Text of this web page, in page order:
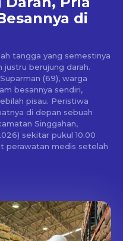
di
tangga yang semestinya
justru berujung darah.
(69), warga
besannya sendiri,
Peristiwa
di depan sebuah
Singgahan,
sekitar pukul 10.00